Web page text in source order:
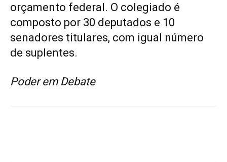
orçamento federal. O colegiado é
composto por 30 deputados e 10
senadores titulares, com igual número
de suplentes.
Poder em Debate